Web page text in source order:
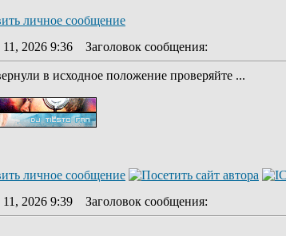
2026 9:36 Заголовок сообщения:
в исходное положение проверяйте ...
2026 9:39 Заголовок сообщения: